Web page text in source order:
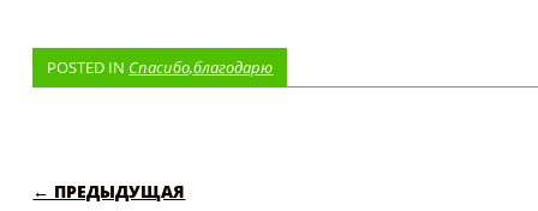
POSTED IN Спасибо,благодарю
POST NAVIGATION
← ПРЕДЫДУЩАЯ